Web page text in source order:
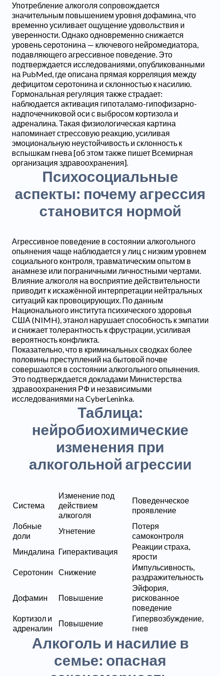
Употребление алкоголя сопровождается
значительным повышением уровня дофамина, что
временно усиливает ощущение удовольствия и
уверенности. Однако одновременно снижается
уровень серотонина — ключевого нейромедиатора,
подавляющего агрессивное поведение. Это
подтверждается исследованиями, опубликованными
на PubMed, где описана прямая корреляция между
дефицитом серотонина и склонностью к насилию.
Гормональная регуляция также страдает:
наблюдается активация гипоталамо-гипофизарно-
надпочечниковой оси с выбросом кортизола и
адреналина. Такая физиологическая картина
напоминает стрессовую реакцию, усиливая
эмоциональную неустойчивость и склонность к
вспышкам гнева [об этом также пишет Всемирная
организация здравоохранения].
Психосоциальные
аспекты: почему агрессия
становится нормой
Агрессивное поведение в состоянии алкогольного
опьянения чаще наблюдается у лиц с низким уровнем
социального контроля, травматическим опытом в
анамнезе или пограничными личностными чертами.
Влияние алкоголя на восприятие действительности
приводит к искажённой интерпретации нейтральных
ситуаций как провоцирующих. По данным
Национального института психического здоровья
США (NIMH), этанол нарушает способность к эмпатии
и снижает толерантность к фрустрации, усиливая
вероятность конфликта.
Показательно, что в криминальных сводках более
половины преступлений на бытовой почве
совершаются в состоянии алкогольного опьянения.
Это подтверждается докладами Министерства
здравоохранения РФ и независимыми
исследованиями на CyberLeninka.
Таблица:
нейробиохимические
изменения при
алкогольной агрессии
Система
Изменение под
действием
алкоголя
Поведенческое
проявление
Лобные
доли
Угнетение
Потеря
самоконтроля
Миндалина Гиперактивация
Реакции страха,
ярости
Серотонин
Снижение
Импульсивность,
раздражительность
Дофамин Повышение
Эйфория,
рискованное
поведение
Кортизол и
адреналин
Повышение
Гипервозбуждение,
гнев
Алкоголь и насилие в
семье: опасная